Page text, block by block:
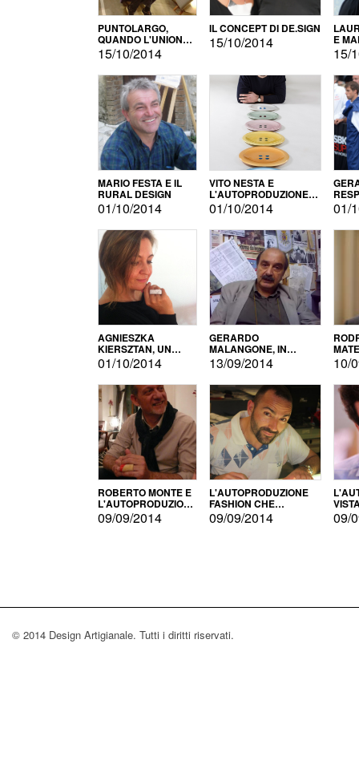
PUNTOLARGO,
QUANDO L'UNIONE
FA LA FORZA E
VINCE
15/10/2014
IL CONCEPT DI DE.SIGN
15/10/2014 E
15/
MARIO FESTA E IL
RURAL DESIGN
01/10/2014
VITO NESTA E
L'AUTOPRODUZIONE
COME RECUPERO DEI
SIMBOLI
01/10/2014 01/
AGNIESZKA
KIERSZTAN, UN
MODELLO DI
AUTOPRODUZIONE
01/10/2014
GERARDO
MALANGONE, IN
GIURIA PER IL
CONCORSO
LETTERARIO
13/09/2014 10/
ROBERTO MONTE E
L'AUTOPRODUZIONE
CON IL CENSIMENTO
09/09/2014
L'AUTOPRODUZIONE
FASHION CHE
CONQUISTA GLI USA
09/09/2014 09/
© 2014 Design Artigianale. Tutti i diritti riservati.